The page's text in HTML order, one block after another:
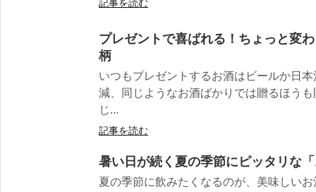
記事を読む
プレゼントで喜ばれる！ちょっと変
柄
いつもプレゼントするお酒はビールか日
減、同じようなお酒ばかりでは贈るほう
じ...
記事を読む
暑い日が続く夏の季節にピッタリな
夏の季節に飲みたくなるのが、美味しい